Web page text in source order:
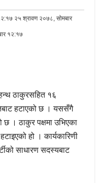
२५ श्रावण २०७८, सोमबार
१२:१७
ठाकुरसहित १६
हटाएको छ । यससँगै
। ठाकुर पक्षमा उभिएका
हो । कार्यकारिणी
साधारण सदस्यबाट